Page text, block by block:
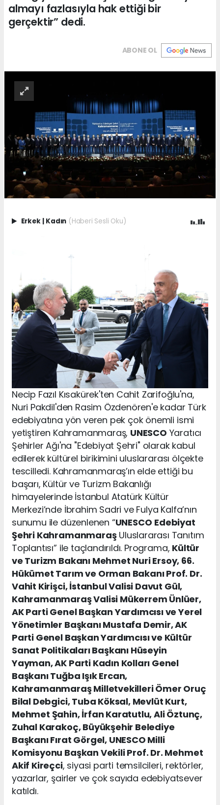
almayı fazlasıyla hak ettiği bir
gerçektir” dedi.
ABONE OL
Erkek Kadın (Haberi Sesli Oku)
Necip Fazıl Kısakürek'ten Cahit Zarifoğlu'na,
Nuri Pakdil'den Rasim Özdenören'e kadar Türk
edebiyatına yön veren pek çok önemli ismi
yetiştiren Kahramanmaraş, UNESCO Yaratıcı
Şehirler Ağı'na "Edebiyat Şehri" olarak kabul
edilerek kültürel birikimini uluslararası ölçekte
tescilledi. Kahramanmaraş’ın elde ettiği bu
başarı, Kültür ve Turizm Bakanlığı
himayelerinde İstanbul Atatürk Kültür
Merkezi’nde İbrahim Sadri ve Fulya Kalfa’nın
sunumu ile düzenlenen “UNESCO Edebiyat
Şehri KahramanmaraşUluslararası Tanıtım
Toplantısı” ile taçlandırıldı. Programa, Kültür
ve Turizm Bakanı Mehmet Nuri Ersoy, 66.
Hükümet Tarım ve Orman Bakanı Prof. Dr.
Vahit Kirişci, İstanbul Valisi Davut Gül,
Kahramanmaraş Valisi Mükerrem Ünlüer,
AK Parti Genel Başkan Yardımcısı ve Yerel
Yönetimler Başkanı Mustafa Demir, AK
Parti Genel Başkan Yardımcısı ve Kültür
Sanat Politikaları Başkanı Hüseyin
Yayman, AK Parti Kadın Kolları Genel
Başkanı Tuğba Işık Ercan,
Kahramanmaraş Milletvekilleri Ömer Oruç
Bilal Debgici, Tuba Köksal, Mevlüt Kurt,
Mehmet Şahin, İrfan Karatutlu, Ali Öztunç,
Zuhal Karakoç, Büyükşehir Belediye
Başkanı Fırat Görgel, UNESCO Milli
Komisyonu Başkan Vekili Prof. Dr. Mehmet
Akif Kireçci, siyasi parti temsilcileri, rektörler,
yazarlar, şairler ve çok sayıda edebiyatsever
katıldı.